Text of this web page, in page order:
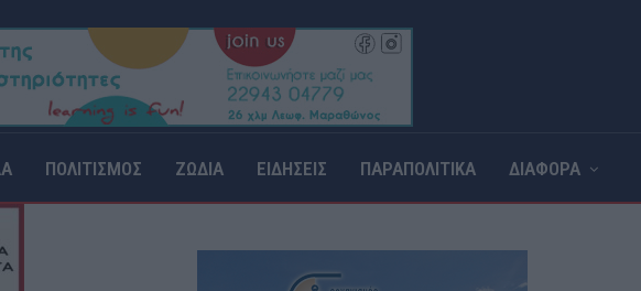
ΠΟΛΙΤΙΣΜΟΣ ΖΩΔΙΑ ΕΙΔΗΣΕΙΣ ΠΑΡΑΠΟΛΙΤΙΚΑ ΔΙΑΦΟΡΑ